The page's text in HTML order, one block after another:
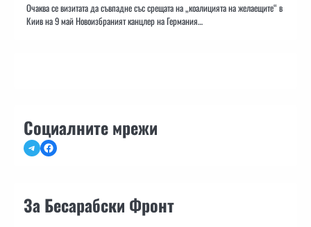
Очаква се визитата да съвпадне със срещата на „коалицията на желаещите“ в
Киив на 9 май Новоизбраният канцлер на Германия…
Социалните мрежи
TelegramFacebook
За Бесарабски Фронт